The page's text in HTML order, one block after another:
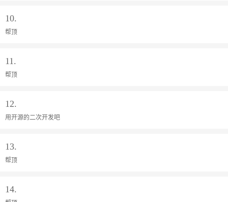
10.
帮顶
11.
帮顶
12.
用开源的二次开发吧
13.
帮顶
14.